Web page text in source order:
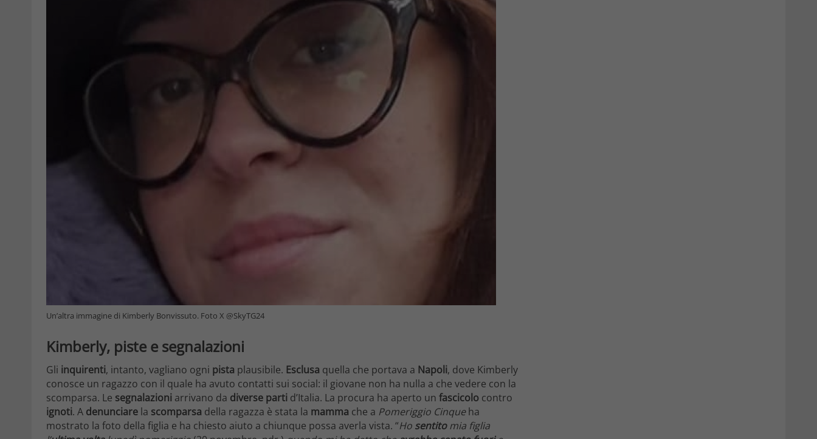
Un’altra immagine di Kimberly Bonvissuto. Foto X @SkyTG24
Kimberly, piste e segnalazioni
Gli inquirenti, intanto, vagliano ogni pista plausibile. Esclusa quella che portava a Napoli, dove Kimberly
conosce un ragazzo con il quale ha avuto contatti sui social: il giovane non ha nulla a che vedere con la
scomparsa. Le segnalazioni arrivano da diverse parti d’Italia. La procura ha aperto un fascicolo contro
ignoti. A denunciare la scomparsa della ragazza è stata la mamma che a Pomeriggio Cinqueha
mostrato la foto della figlia e ha chiesto aiuto a chiunque possa averla vista. “Ho sentitomia figlia